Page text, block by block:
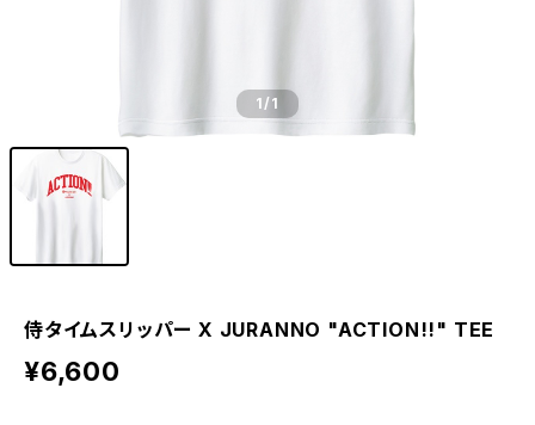
1/1
侍タイムスリッパー X JURANNO "ACTION!!" TEE
¥6,600